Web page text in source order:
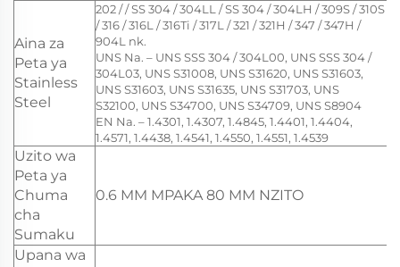
Aina za
Peta ya
Stainless
Steel
202 / / SS 304 / 304LL / SS 304 / 304LH / 309S / 310S
/ 316 / 316L / 316Ti / 317L / 321 / 321H / 347 / 347H /
904L nk.
UNS Na. – UNS SSS 304 / 304L00, UNS SSS 304 /
304L03, UNS S31008, UNS S31620, UNS S31603,
UNS S31603, UNS S31635, UNS S31703, UNS
S32100, UNS S34700, UNS S34709, UNS S8904
EN Na. – 1.4301, 1.4307, 1.4845, 1.4401, 1.4404,
1.4571, 1.4438, 1.4541, 1.4550, 1.4551, 1.4539
Uzito wa
Peta ya
Chuma
cha
Sumaku
0.6 MM MPAKA 80 MM NZITO
Upana wa